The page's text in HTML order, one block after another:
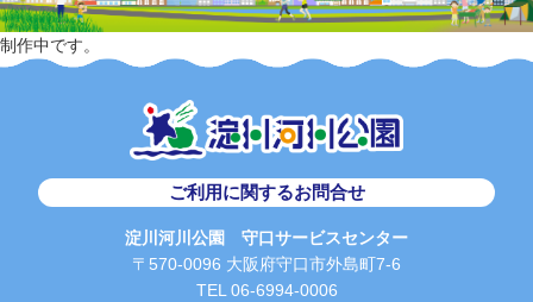
制作中です。
ご利用に関するお問合せ
淀川河川公園 守口サービスセンター
〒570-0096 大阪府守口市外島町7-6
TEL 06-6994-0006